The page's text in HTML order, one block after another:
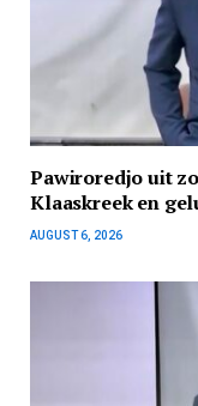
Pawiroredjo uit
Klaaskreek en
AUGUST 6, 2026